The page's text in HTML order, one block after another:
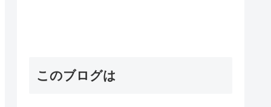
このブログは